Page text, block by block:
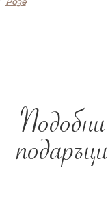
Подобни
подаръци